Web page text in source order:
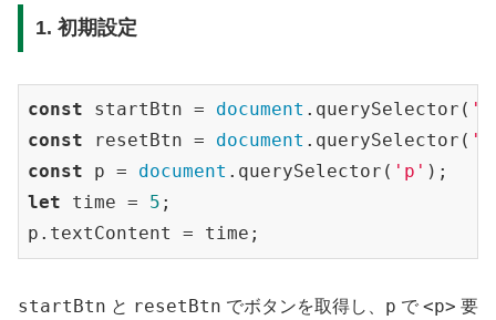
1. 初期設定
const startBtn = document .querySelector(
const resetBtn = document .querySelector(
const p = document .querySelector( 'p'
let time = 5 ;
startBtn と resetBtn でボタンを取得し、 p で <p> 要